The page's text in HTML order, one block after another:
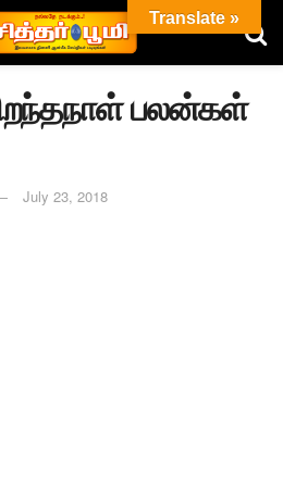
பலன்கள்
July 23, 2018
Translate »